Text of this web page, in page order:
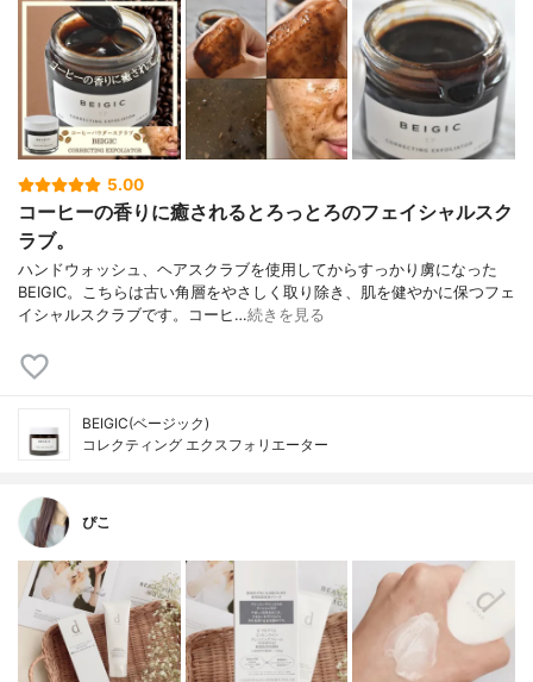
5.00
コーヒーの香りに癒されるとろっとろのフェイシャルスク
ラブ。
ハンドウォッシュ、ヘアスクラブを使用してからすっかり虜になった
BEIGIC。こちらは古い角層をやさしく取り除き、肌を健やかに保つフェ
イシャルスクラブです。コーヒ…続きを見る
BEIGIC(ベージック)
コレクティング エクスフォリエーター
ぴこ